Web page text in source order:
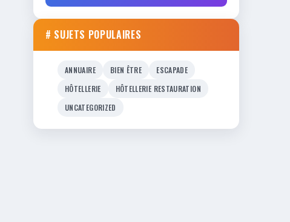
# SUJETS POPULAIRES
ANNUAIRE BIEN ÊTRE
ESCAPADE
HÔTELLERIE
HÔTELLERIE RESTAURATION
UNCATEGORIZED